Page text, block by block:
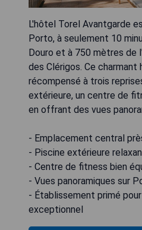
L'hôtel Torel Avantgarde
Porto, à seulement 10
Douro et à 750 mètres de
des Clérigos. Ce
récompensé à trois
extérieure, un centre de
en offrant des vues
- Emplacement central
- Piscine extérieure
- Centre de fitness bien
- Vues panoramiques sur
- Établissement primé
exceptionnel